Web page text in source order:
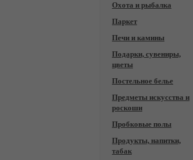
Охота и рыбалка
Паркет
Печи и камины
Подарки, сувениры,
цветы
Постельное белье
Предметы искусства и
роскоши
Пробковые полы
Продукты, напитки,
табак